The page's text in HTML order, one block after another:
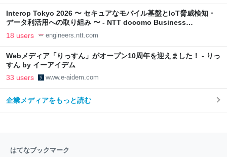
Interop Tokyo 2026 〜 セキュアなモバイル基盤とIoT脅威検知・
データ利活用への取り組み 〜 - NTT docomo Business
Engineers' Blog
18 users engineers.ntt.com
Webメディア「りっすん」がオープン10周年を迎えました！ - りっ
すん by イーアイデム
33 users www.e-aidem.com
企業メディアをもっと読む
はてなブックマーク